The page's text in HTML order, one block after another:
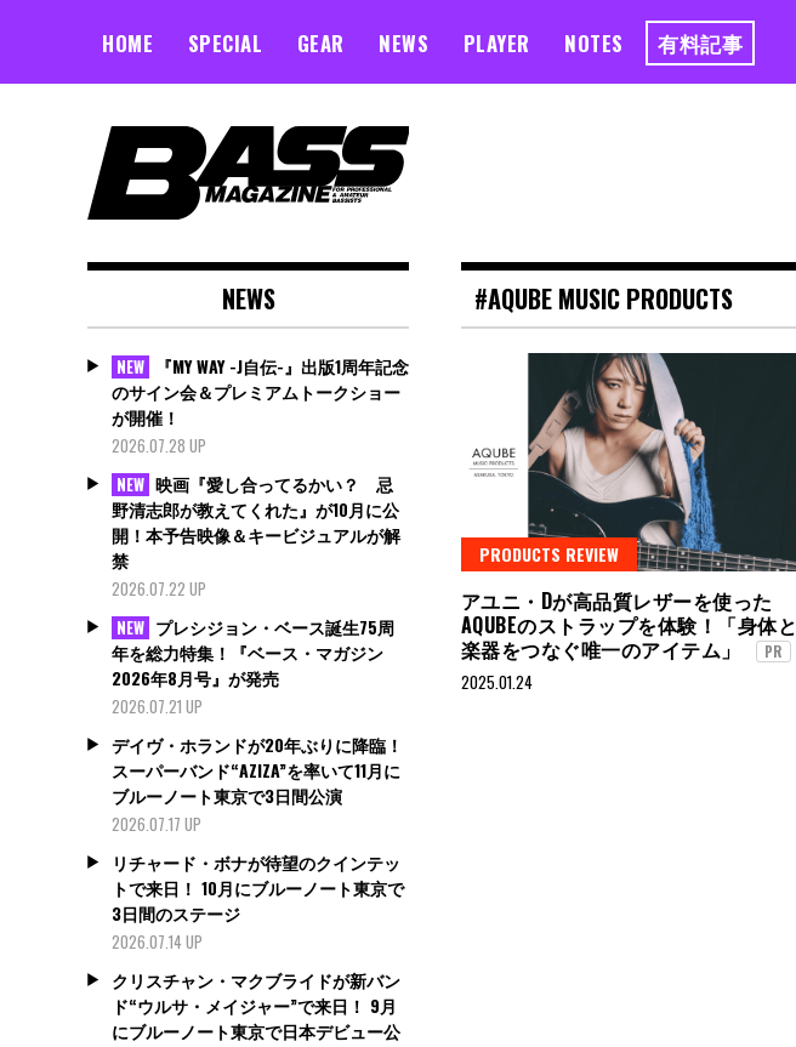
HOME SPECIAL GEAR NEWS PLAYER NOTES 有料記事
#AQUBE MUSIC PRODUCTS
PRODUCTS REVIEW
アユニ・Dが高品質レザーを使った
AQUBEのストラップを体験！「身体と
楽器をつなぐ唯一のアイテム」
PR
2025.01.24
NEWS
NEW
『MY WAY -J自伝-』出版1周年記念
のサイン会＆プレミアムトークショー
が開催！
2026.07.28 UP
NEW 映画『愛し合ってるかい？ 忌
野清志郎が教えてくれた』が10月に公
開！本予告映像＆キービジュアルが解
禁
2026.07.22 UP
NEW プレシジョン・ベース誕生75周
年を総力特集！『ベース・マガジン
2026年8月号』が発売
2026.07.21 UP
デイヴ・ホランドが20年ぶりに降臨！
スーパーバンド“AZIZA”を率いて11月に
ブルーノート東京で3日間公演
2026.07.17 UP
リチャード・ボナが待望のクインテッ
トで来日！ 10月にブルーノート東京で
3日間のステージ
2026.07.14 UP
クリスチャン・マクブライドが新バン
ド“ウルサ・メイジャー”で来日！ 9月
にブルーノート東京で日本デビュー公